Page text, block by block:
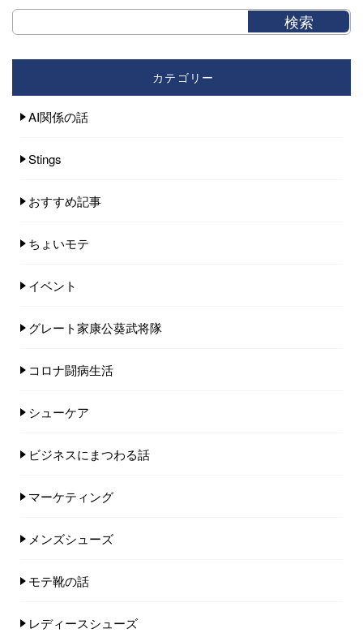
カテゴリー
AI関係の話
Stings
おすすめ記事
ちょいモテ
イベント
グレート家康公葵武将隊
コロナ闘病生活
シューケア
ビジネスにまつわる話
マーケティング
メンズシューズ
モテ靴の話
レディースシューズ